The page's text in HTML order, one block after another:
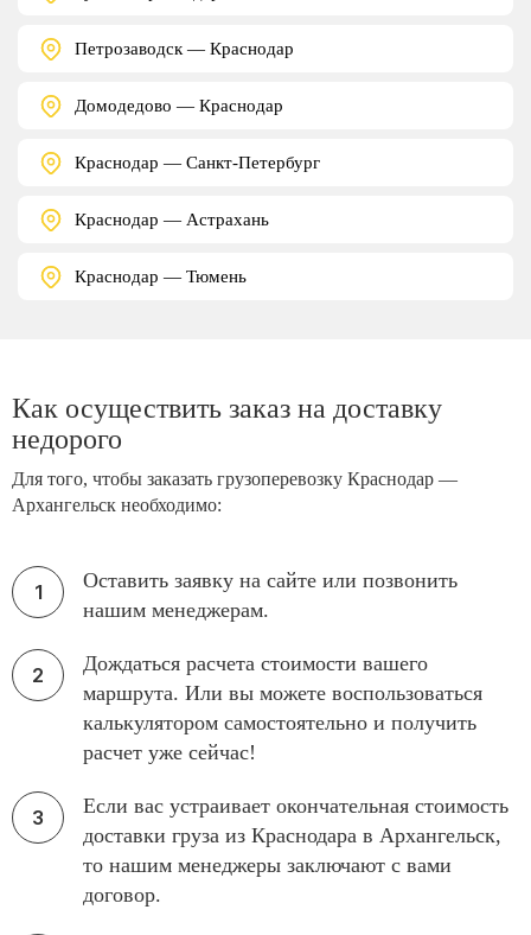
Петрозаводск — Краснодар
Домодедово — Краснодар
Краснодар — Санкт-Петербург
Краснодар — Астрахань
Краснодар — Тюмень
Как осуществить заказ на доставку
недорого
Для того, чтобы заказать грузоперевозку Краснодар —
Архангельск необходимо:
Оставить заявку на сайте или позвонить
нашим менеджерам.
Дождаться расчета стоимости вашего
маршрута. Или вы можете воспользоваться
калькулятором самостоятельно и получить
расчет уже сейчас!
Если вас устраивает окончательная стоимость
доставки груза из Краснодара в Архангельск,
то нашим менеджеры заключают с вами
договор.